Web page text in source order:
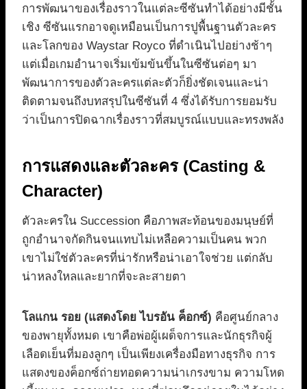
การพัฒนาของเรื่องราวในแต่ละซีซันทำได้อย่างมีชั้น
เชิง ซีซันแรกอาจดูเหมือนเป็นการปูพื้นฐานตัวละคร
และโลกของ Waystar Royco ที่ดำเนินไปอย่างช้าๆ
แต่เมื่อเกมอำนาจเริ่มเข้มข้นขึ้นในซีซันต่อๆ มา
พัฒนาการของตัวละครแต่ละตัวก็ยิ่งชัดเจนและน่า
ติดตามจนถึงบทสรุปในซีซันที่ 4 ซึ่งได้รับการยอมรับ
ว่าเป็นการปิดฉากเรื่องราวที่สมบูรณ์แบบและทรงพลัง
การแสดงและตัวละคร (Casting &
Character)
ตัวละครใน Succession คือภาพสะท้อนของมนุษย์ที่
ถูกอำนาจกัดกินจนแทบไม่เหลือความเป็นคน พวก
เขาไม่ใช่ตัวละครที่น่ารักหรือน่าเอาใจช่วย แต่กลับ
น่าหลงใหลและยากที่จะละสายตา
โลแกน รอย (แสดงโดย ไบรอัน ค็อกซ์) คือศูนย์กลาง
ของพายุทั้งหมด เขาคือพ่อผู้เผด็จการและนักธุรกิจผู้
เลือดเย็นที่มองลูกๆ เป็นเพียงเครื่องมือทางธุรกิจ การ
แสดงของค็อกซ์ถ่ายทอดความน่าเกรงขาม ความโหด